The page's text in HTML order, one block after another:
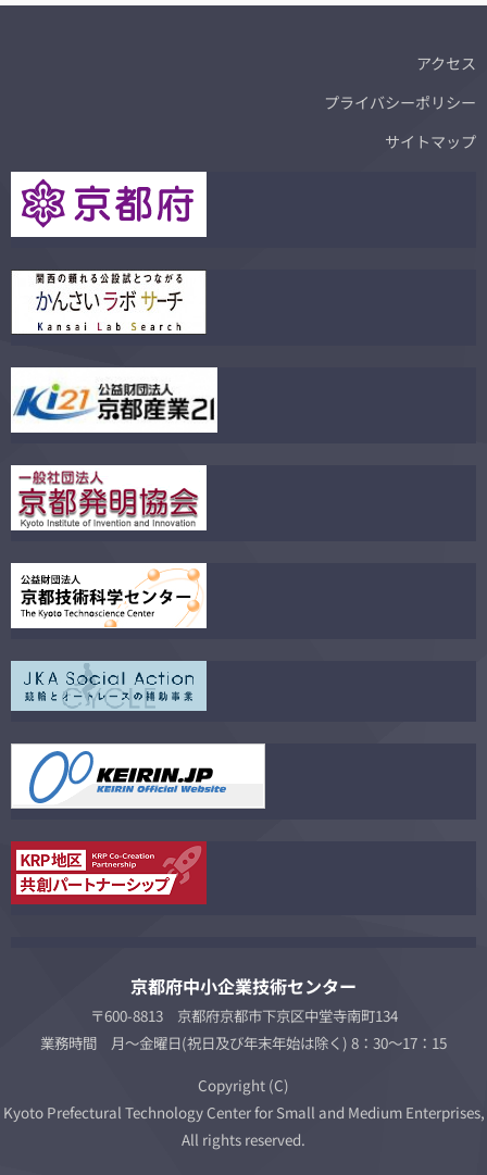
アクセス
プライバシーポリシー
サイトマップ
京都府中小企業技術センター
〒600-8813 京都府京都市下京区中堂寺南町134
業務時間 月～金曜日(祝日及び年末年始は除く) 8：30～17：15
Copyright (C)
Kyoto Prefectural Technology Center for Small and Medium Enterprises,
All rights reserved.